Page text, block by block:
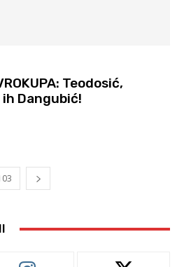
Teodosić,
Dangubić!